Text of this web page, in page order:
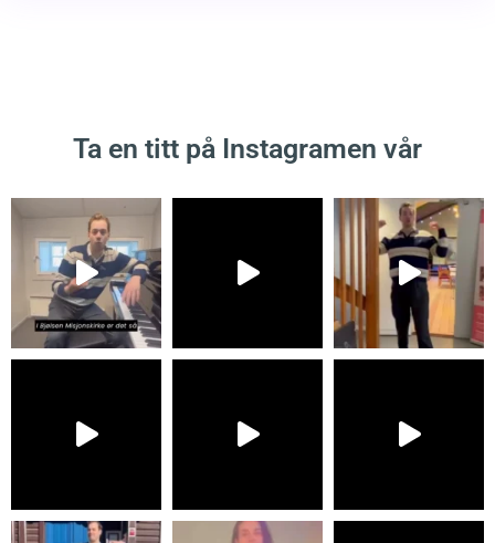
Ta en titt på Instagramen vår